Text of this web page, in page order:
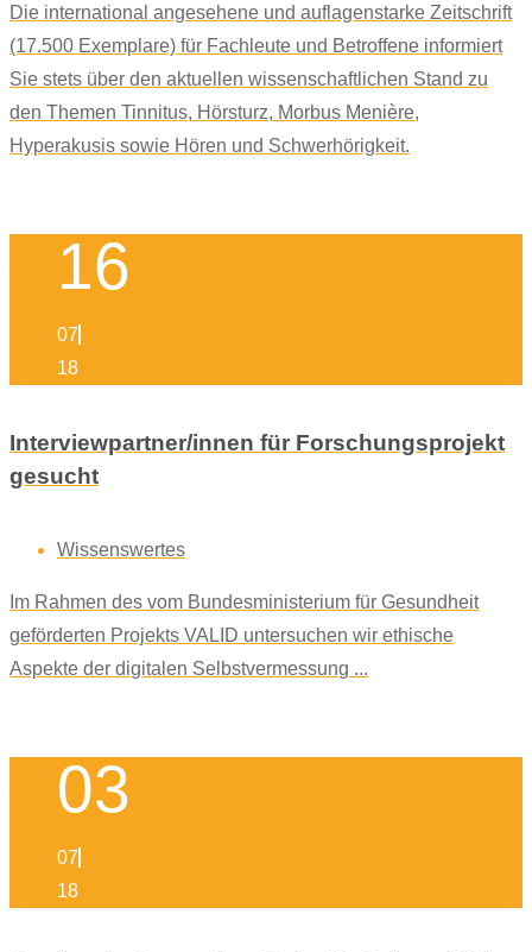
Die international angesehene und auflagenstarke Zeitschrift
(17.500 Exemplare) für Fachleute und Betroffene informiert
Sie stets über den aktuellen wissenschaftlichen Stand zu
den Themen Tinnitus, Hörsturz, Morbus Menière,
Hyperakusis sowie Hören und Schwerhörigkeit.
16
07
18
Interviewpartner/innen für Forschungsprojekt
gesucht
Wissenswertes
Im Rahmen des vom Bundesministerium für Gesundheit
geförderten Projekts VALID untersuchen wir ethische
Aspekte der digitalen Selbstvermessung ...
03
07
18